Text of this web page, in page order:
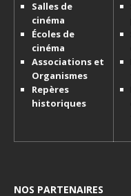
Salles de
cinéma
Écoles de
cinéma
Associations et
Organismes
Repères
historiques
NOS PARTENAIRES